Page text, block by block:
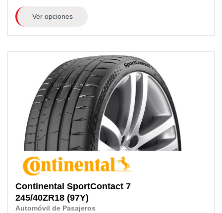
Ver opciones
Continental SportContact 7
245/40ZR18 (97Y)
Automóvil de Pasajeros